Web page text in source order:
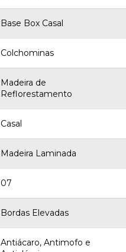
Base Box Casal
Colchominas
Madeira de
Reflorestamento
Casal
Madeira Laminada
07
Bordas Elevadas
Antiácaro, Antimofo e